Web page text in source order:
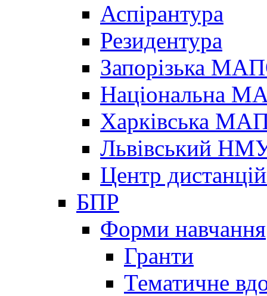
Аспірантура
Резидентура
Запорізька
Національна
Харківська
Львівський
Центр
БПР
Форми навчання
Гранти
Тематичне